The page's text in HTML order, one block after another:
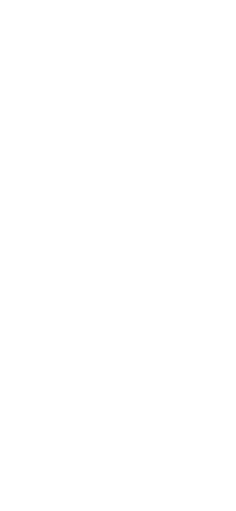
השלושה בחדר
רב-מערכתי שכלל
ילדים ומבוגרים.
לאחר סדרת
לטיפול נמרץ
בינוני, ומצבו של
קשר במייל -